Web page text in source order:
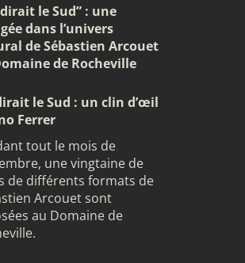
le Sud” : une
dans l’univers
de Sébastien Arcouet
de Rocheville
le Sud : un clin d’œil
Ferrer
tout le mois de
une vingtaine de
de différents formats de
Arcouet sont
au Domaine de